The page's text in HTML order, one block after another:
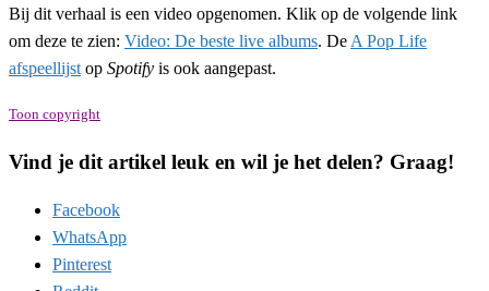
Bij dit verhaal is een video opgenomen. Klik op de volgende link
om deze te zien: Video: De beste live albums. De A Pop Life
afspeellijst op Spotify is ook aangepast.
Toon copyright
Vind je dit artikel leuk en wil je het delen? Graag!
Facebook
WhatsApp
Pinterest